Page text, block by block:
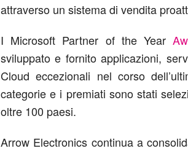
attraverso un sistema di vendita
I Microsoft Partner of the Year
sviluppato e fornito applicazioni,
Cloud eccezionali nel corso
categorie e i premiati sono stati
oltre 100 paesi.
Arrow Electronics continua a